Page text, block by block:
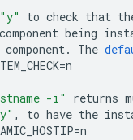
"y" to check that
component being
component. The
=n
-i" returns
, to have the
=n